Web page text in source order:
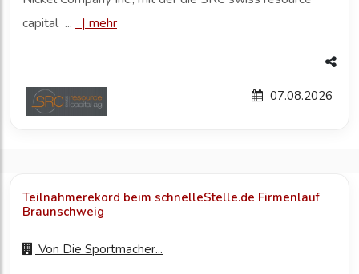
capital ...
| mehr
07.08.2026
Teilnahmerekord beim schnelleStelle.de Firmenlauf
Braunschweig
Von Die Sportmacher...